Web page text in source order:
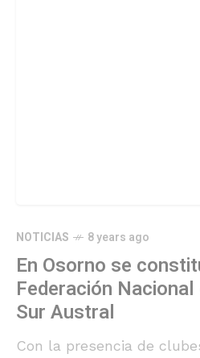
NOTICIAS 8 years ago
En Osorno se
Federación
Sur Austral
Con la presencia de